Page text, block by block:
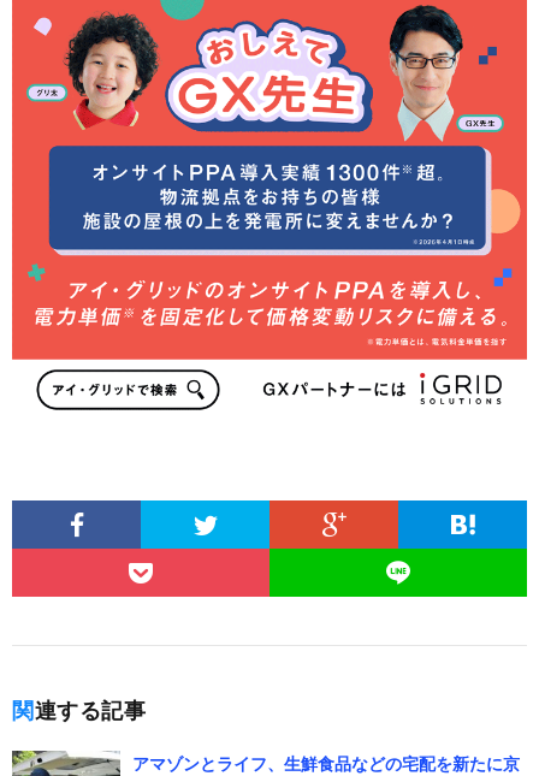
関連する記事
アマゾンとライフ、生鮮食品などの宅配を新たに京